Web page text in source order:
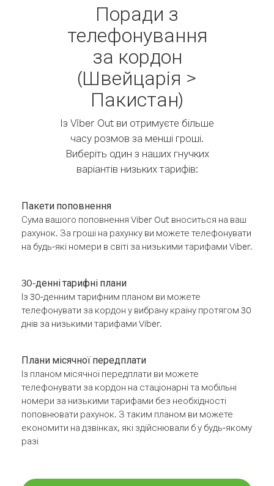
Поради з
телефонування
за кордон
(Швейцарія >
Пакистан)
Із Viber Out ви отримуєте більше
часу розмов за менші гроші.
Виберіть один з наших гнучких
варіантів низьких тарифів:
Пакети поповнення
Сума вашого поповнення Viber Out вноситься на ваш
рахунок. За гроші на рахунку ви можете телефонувати
на будь-які номери в світі за низькими тарифами Viber.
30-денні тарифні плани
Із 30-денним тарифним планом ви можете
телефонувати за кордон у вибрану країну протягом 30
днів за низькими тарифами Viber.
Плани місячної передплати
Із планом місячної передплати ви можете
телефонувати за кордон на стаціонарні та мобільні
номери за низькими тарифами без необхідності
поповнювати рахунок. З таким планом ви можете
економити на дзвінках, які здійснювали б у будь-якому
разі